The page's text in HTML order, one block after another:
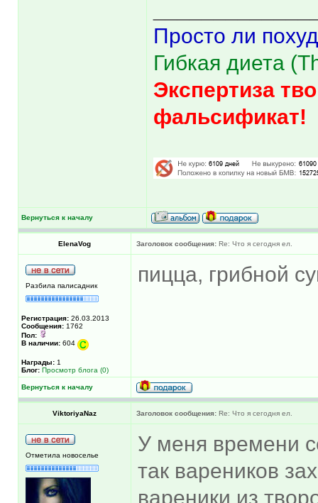
Просто ли
Гибкая диета
Экспертиза
фальсификат!
Вернуться к началу
ElenaVog Заголовок сообщения: Re: Что я сегодня ел.
Разбила палисадник
Регистрация: 26.03.2013
Сообщения: 1762
Пол:
В наличии: 604
Награды: 1
Блог: Просмотр блога (0)
пицца, грибной
Вернуться к началу
ViktoriyaNaz Заголовок сообщения: Re: Что я сегодня ел.
Отметила новоселье
У меня времени
так вареников
вареники из